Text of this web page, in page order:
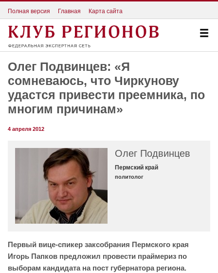
Полная версия Главная Карта сайта
Олег Подвинцев: «Я
сомневаюсь, что Чиркунову
удастся привести преемника, по
многим причинам»
4 апреля 2012
Олег Подвинцев
Пермский край
политолог
Первый вице-спикер заксобрания Пермского края
Игорь Папков предложил провести праймериз по
выборам кандидата на пост губернатора региона.